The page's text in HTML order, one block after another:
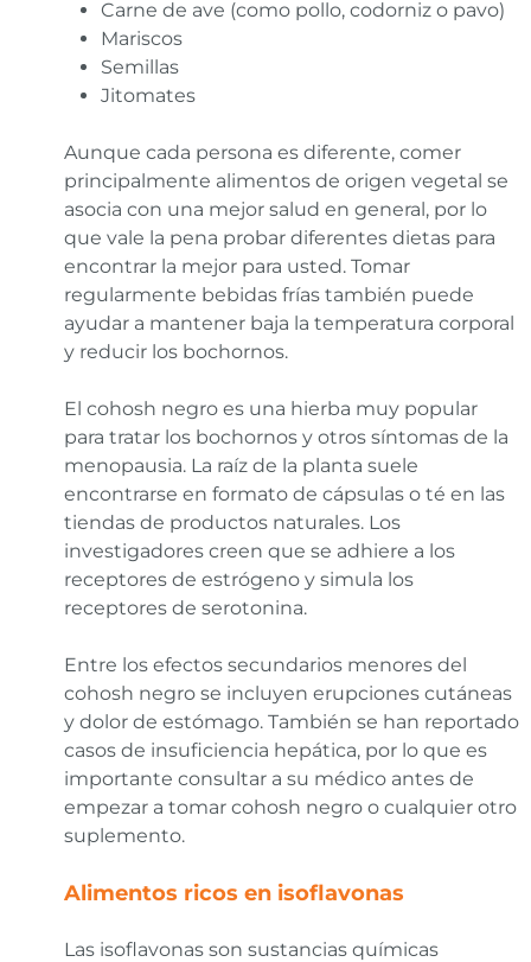
Carne de ave (como pollo, codorniz o pavo)
Mariscos
Semillas
Jitomates
Aunque cada persona es diferente, comer
principalmente alimentos de origen vegetal se
asocia con una mejor salud en general, por lo
que vale la pena probar diferentes dietas para
encontrar la mejor para usted. Tomar
regularmente bebidas frías también puede
ayudar a mantener baja la temperatura corporal
y reducir los bochornos.
El cohosh negro es una hierba muy popular
para tratar los bochornos y otros síntomas de la
menopausia. La raíz de la planta suele
encontrarse en formato de cápsulas o té en las
tiendas de productos naturales. Los
investigadores creen que se adhiere a los
receptores de estrógeno y simula los
receptores de serotonina.
Entre los efectos secundarios menores del
cohosh negro se incluyen erupciones cutáneas
y dolor de estómago. También se han reportado
casos de insuficiencia hepática, por lo que es
importante consultar a su médico antes de
empezar a tomar cohosh negro o cualquier otro
suplemento.
Alimentos ricos en isoflavonas
Las isoflavonas son sustancias químicas